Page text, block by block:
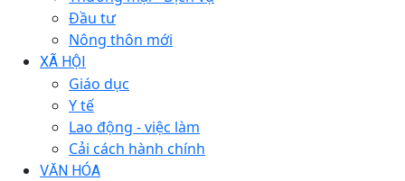
Đầu tư
Nông thôn mới
XÃ HỘI
Giáo dục
Y tế
Lao động - việc làm
Cải cách hành chính
VĂN HÓA